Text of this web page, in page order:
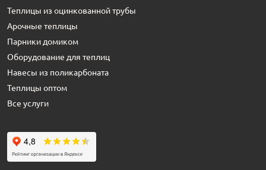
Теплицы из оцинкованной трубы
Арочные теплицы
Парники домиком
Оборудование для теплиц
Навесы из поликарбоната
Теплицы оптом
Все услуги